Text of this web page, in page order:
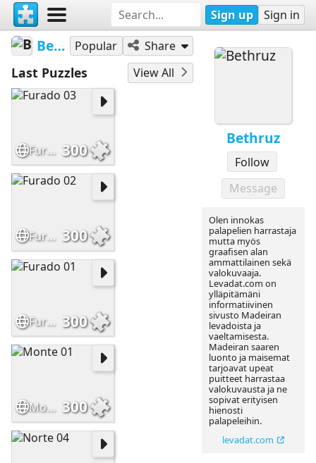
Sign up Sign in
Bethruz
Follow
Message
Olen innokas
palapelien harrastaja
mutta myös
graafisen alan
ammattilainen sekä
valokuvaaja.
Levadat.com on
ylläpitämäni
informatiivinen
sivusto Madeiran
levadoista ja
vaeltamisesta.
Madeiran saaren
luonto ja maisemat
tarjoavat upeat
puitteet harrastaa
valokuvausta ja ne
sopivat erityisen
hienosti
palapeleihin.
levadat.com
Bethruz Popular Share
Last Puzzles View All
Furado 03 300
Furado 02 300
Furado 01 300
Monte 01 300